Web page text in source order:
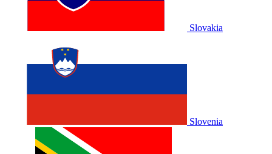
Slovakia
Slovenia